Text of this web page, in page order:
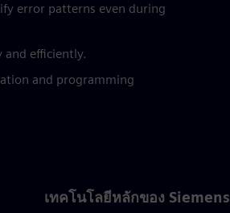
error patterns even during
and efficiently.
and programming
เทคโนโลยีหลักของ Siemens